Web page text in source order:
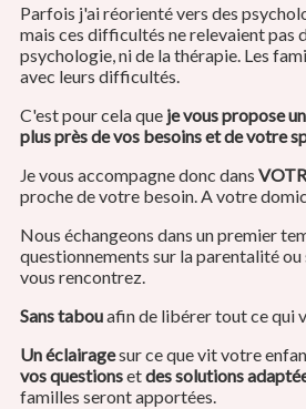
Parfois j'ai réorienté vers des
mais ces difficultés ne relevaient pas
psychologie, ni de la thérapie. Les
avec leurs difficultés.
C'est pour cela que je vous propose
plus près de vos besoins et de votre
Je vous accompagne donc dans
proche de votre besoin. A votre
Nous échangeons dans un premier
questionnements sur la parentalité
vous rencontrez.
Sans tabouafin de libérer tout ce qui
Un éclairagesur ce que vit votre
vos questionsetdes solutions
familles seront apportées.